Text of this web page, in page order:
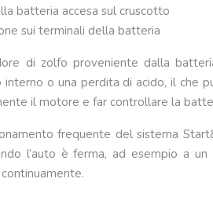
batteria accesa sul cruscotto
sui terminali della batteria
di zolfo proveniente dalla
interno o una perdita di acido, il che
il motore e far controllare la
frequente del sistema
l’auto è ferma, ad esempio a